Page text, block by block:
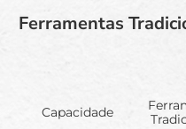
Ferramentas
Capacidade